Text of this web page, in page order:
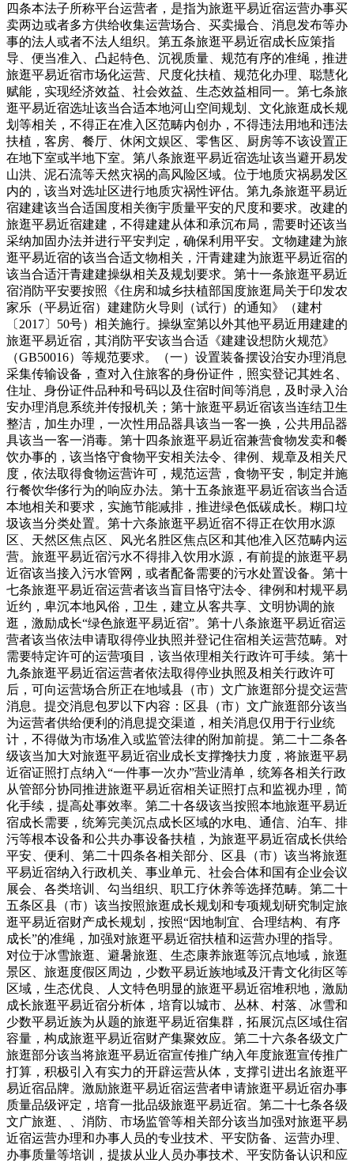
四条本法子所称平台运营者，是指为旅逛平易近宿运营办事买
卖两边或者多方供给收集运营场合、买卖撮合、消息发布等办
事的法人或者不法人组织。第五条旅逛平易近宿成长应策指
导、便当准入、凸起特色、沉视质量、规范有序的准绳，推进
旅逛平易近宿市场化运营、尺度化扶植、规范化办理、聪慧化
赋能，实现经济效益、社会效益、生态效益相同一。第七条旅
逛平易近宿选址该当合适本地河山空间规划、文化旅逛成长规
划等相关，不得正在准入区范畴内创办，不得违法用地和违法
扶植，客房、餐厅、休闲文娱区、零售区、厨房等不该设置正
在地下室或半地下室。第八条旅逛平易近宿选址该当避开易发
山洪、泥石流等天然灾祸的高风险区域。位于地质灾祸易发区
内的，该当对选址区进行地质灾祸性评估。第九条旅逛平易近
宿建建该当合适国度相关衡宇质量平安的尺度和要求。改建的
旅逛平易近宿建建，不得建建从体和承沉布局，需要时还该当
采纳加固办法并进行平安判定，确保利用平安。文物建建为旅
逛平易近宿的该当合适文物相关，汗青建建为旅逛平易近宿的
该当合适汗青建建操纵相关及规划要求。第十一条旅逛平易近
宿消防平安要按照《住房和城乡扶植部国度旅逛局关于印发农
家乐（平易近宿）建建防火导则（试行）的通知》（建村
〔2017〕50号）相关施行。操纵室第以外其他平易近用建建的
旅逛平易近宿，其消防平安该当合适《建建设想防火规范》
（GB50016）等规范要求。（一）设置装备摆设治安办理消息
采集传输设备，查对入住旅客的身份证件，照实登记其姓名、
住址、身份证件品种和号码以及住宿时间等消息，及时录入治
安办理消息系统并传报机关；第十旅逛平易近宿该当连结卫生
整洁，加生办理，一次性用品器具该当一客一换，公共用品器
具该当一客一消毒。第十四条旅逛平易近宿兼营食物发卖和餐
饮办事的，该当恪守食物平安相关法令、律例、规章及相关尺
度，依法取得食物运营许可，规范运营，食物平安，制定并施
行餐饮华侈行为的响应办法。第十五条旅逛平易近宿该当合适
本地相关和要求，实施节能减排，推进绿色低碳成长。糊口垃
圾该当分类处置。第十六条旅逛平易近宿不得正在饮用水源
区、天然区焦点区、风光名胜区焦点区和其他准入区范畴内运
营。旅逛平易近宿污水不得排入饮用水源，有前提的旅逛平易
近宿该当接入污水管网，或者配备需要的污水处置设备。第十
七条旅逛平易近宿运营者该当盲目恪守法令、律例和村规平易
近约，卑沉本地风俗，卫生，建立从客共享、文明协调的旅
逛，激励成长“绿色旅逛平易近宿”。第十八条旅逛平易近宿运
营者该当依法申请取得停业执照并登记住宿相关运营范畴。对
需要特定许可的运营项目，该当依理相关行政许可手续。第十
九条旅逛平易近宿运营者依法取得停业执照及相关行政许可
后，可向运营场合所正在地域县（市）文广旅逛部分提交运营
消息。提交消息包罗以下内容：区县（市）文广旅逛部分该当
为运营者供给便利的消息提交渠道，相关消息仅用于行业统
计，不得做为市场准入或监管法律的附加前提。第二十二条各
级该当加大对旅逛平易近宿业成长支撑搀扶力度，将旅逛平易
近宿证照打点纳入“一件事一次办”营业清单，统筹各相关行政
从管部分协同推进旅逛平易近宿相关证照打点和监视办理，简
化手续，提高处事效率。第二十各级该当按照本地旅逛平易近
宿成长需要，统筹完美沉点成长区域的水电、通信、泊车、排
污等根本设备和公共办事设备扶植，为旅逛平易近宿成长供给
平安、便利、第二十四条各相关部分、区县（市）该当将旅逛
平易近宿纳入行政机关、事业单元、社会合体和国有企业会议
展会、各类培训、勾当组织、职工疗休养等选择范畴。第二十
五条区县（市）该当按照旅逛成长规划和专项规划研究制定旅
逛平易近宿财产成长规划，按照“因地制宜、合理结构、有序
成长”的准绳，加强对旅逛平易近宿扶植和运营办理的指导。
对位于冰雪旅逛、避暑旅逛、生态康养旅逛等沉点地域，旅逛
景区、旅逛度假区周边，少数平易近族地域及汗青文化街区等
区域，生态优良、人文特色明显的旅逛平易近宿堆积地，激励
成长旅逛平易近宿分析体，培育以城市、丛林、村落、冰雪和
少数平易近族为从题的旅逛平易近宿集群，拓展沉点区域住宿
容量，构成旅逛平易近宿财产集聚效应。第二十六条各级文广
旅逛部分该当将旅逛平易近宿宣传推广纳入年度旅逛宣传推广
打算，积极引入有实力的开辟运营从体，支撑引进出名旅逛平
易近宿品牌。激励旅逛平易近宿运营者申请旅逛平易近宿办事
质量品级评定，培育一批品级旅逛平易近宿。第二十七条各级
文广旅逛、、消防、市场监管等相关部分该当加强对旅逛平易
近宿运营办理和办事人员的专业技术、平安防备、运营办理、
办事质量等培训，提拔从业人员办事技术、平安防备认识和应